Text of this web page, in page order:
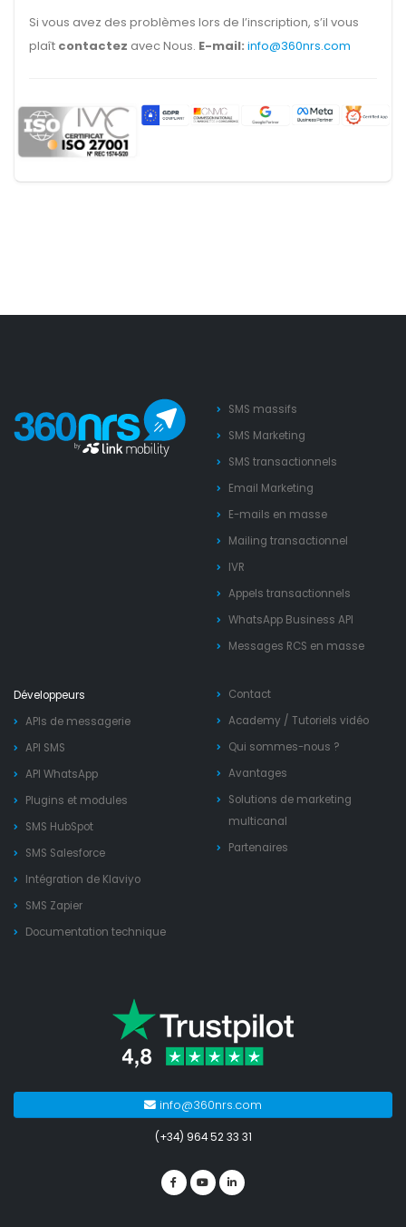
Si vous avez des problèmes lors de l’inscription, s’il vous
plaît contactez avec Nous. E-mail: info@360nrs.com
SMS massifs
SMS Marketing
SMS transactionnels
Email Marketing
E-mails en masse
Mailing transactionnel
IVR
Appels transactionnels
WhatsApp Business API
Messages RCS en masse
Développeurs
APIs de messagerie
API SMS
API WhatsApp
Plugins et modules
SMS HubSpot
SMS Salesforce
Intégration de Klaviyo
SMS Zapier
Documentation technique
Contact
Academy / Tutoriels vidéo
Qui sommes-nous ?
Avantages
Solutions de marketing
multicanal
Partenaires
info@360nrs.com
(+34) 964 52 33 31